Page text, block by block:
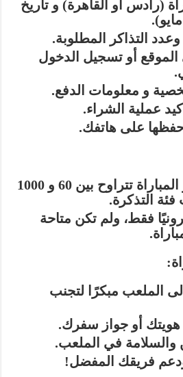
(رادس أو القاهرة) و تاريخ
وعدد التذاكر المطلوبة.
أو تسجيل الدخول
و معلومات الدفع.
عملية الشراء.
حفظها على هاتفك.
أسعار تذاكر المباراة تتراوح بين 60 و 1000
التذكرة.
فقط، ولم تكن متاحة
الملعب مبكرًا لتجنب
أو جواز سفرك.
والسلامة في الملعب.
ودعم فريقك المفضل!